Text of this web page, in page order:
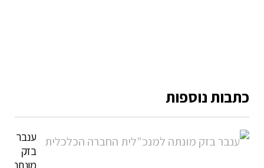
כתבות נוספות
ענבר
בזק
מונתה